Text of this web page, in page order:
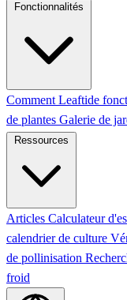
Fonctionnalités
Comment Leaftide
de plantes Galerie de
Ressources
Articles Calculateur
calendrier de culture
de pollinisation
froid